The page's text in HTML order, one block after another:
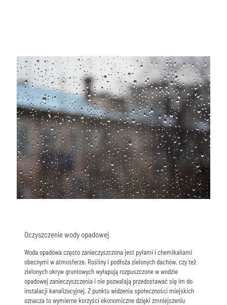
Obniżenie kosztów eksploatacji budynku dzięki poprawie
izolacyjności
Zwiększenie odporności pożarowej
Oczyszczenie wody opadowej
Woda opadowa często zanieczyszczona jest pyłami i chemikaliami
obecnymi w atmosferze. Rośliny i podłoża zielonych dachów, czy też
zielonych okryw gruntowych wyłapują rozpuszczone w wodzie
opadowej zanieczyszczenia i nie pozwalają przedostawać się im do
instalacji kanalizacyjnej. Z punktu widzenia społeczności miejskich
oznacza to wymierne korzyści ekonomiczne dzięki zmniejszeniu